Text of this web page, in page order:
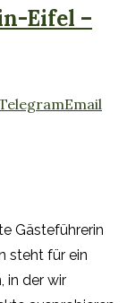
Eifel –
Email
Gästeführerin
steht für ein
in der wir